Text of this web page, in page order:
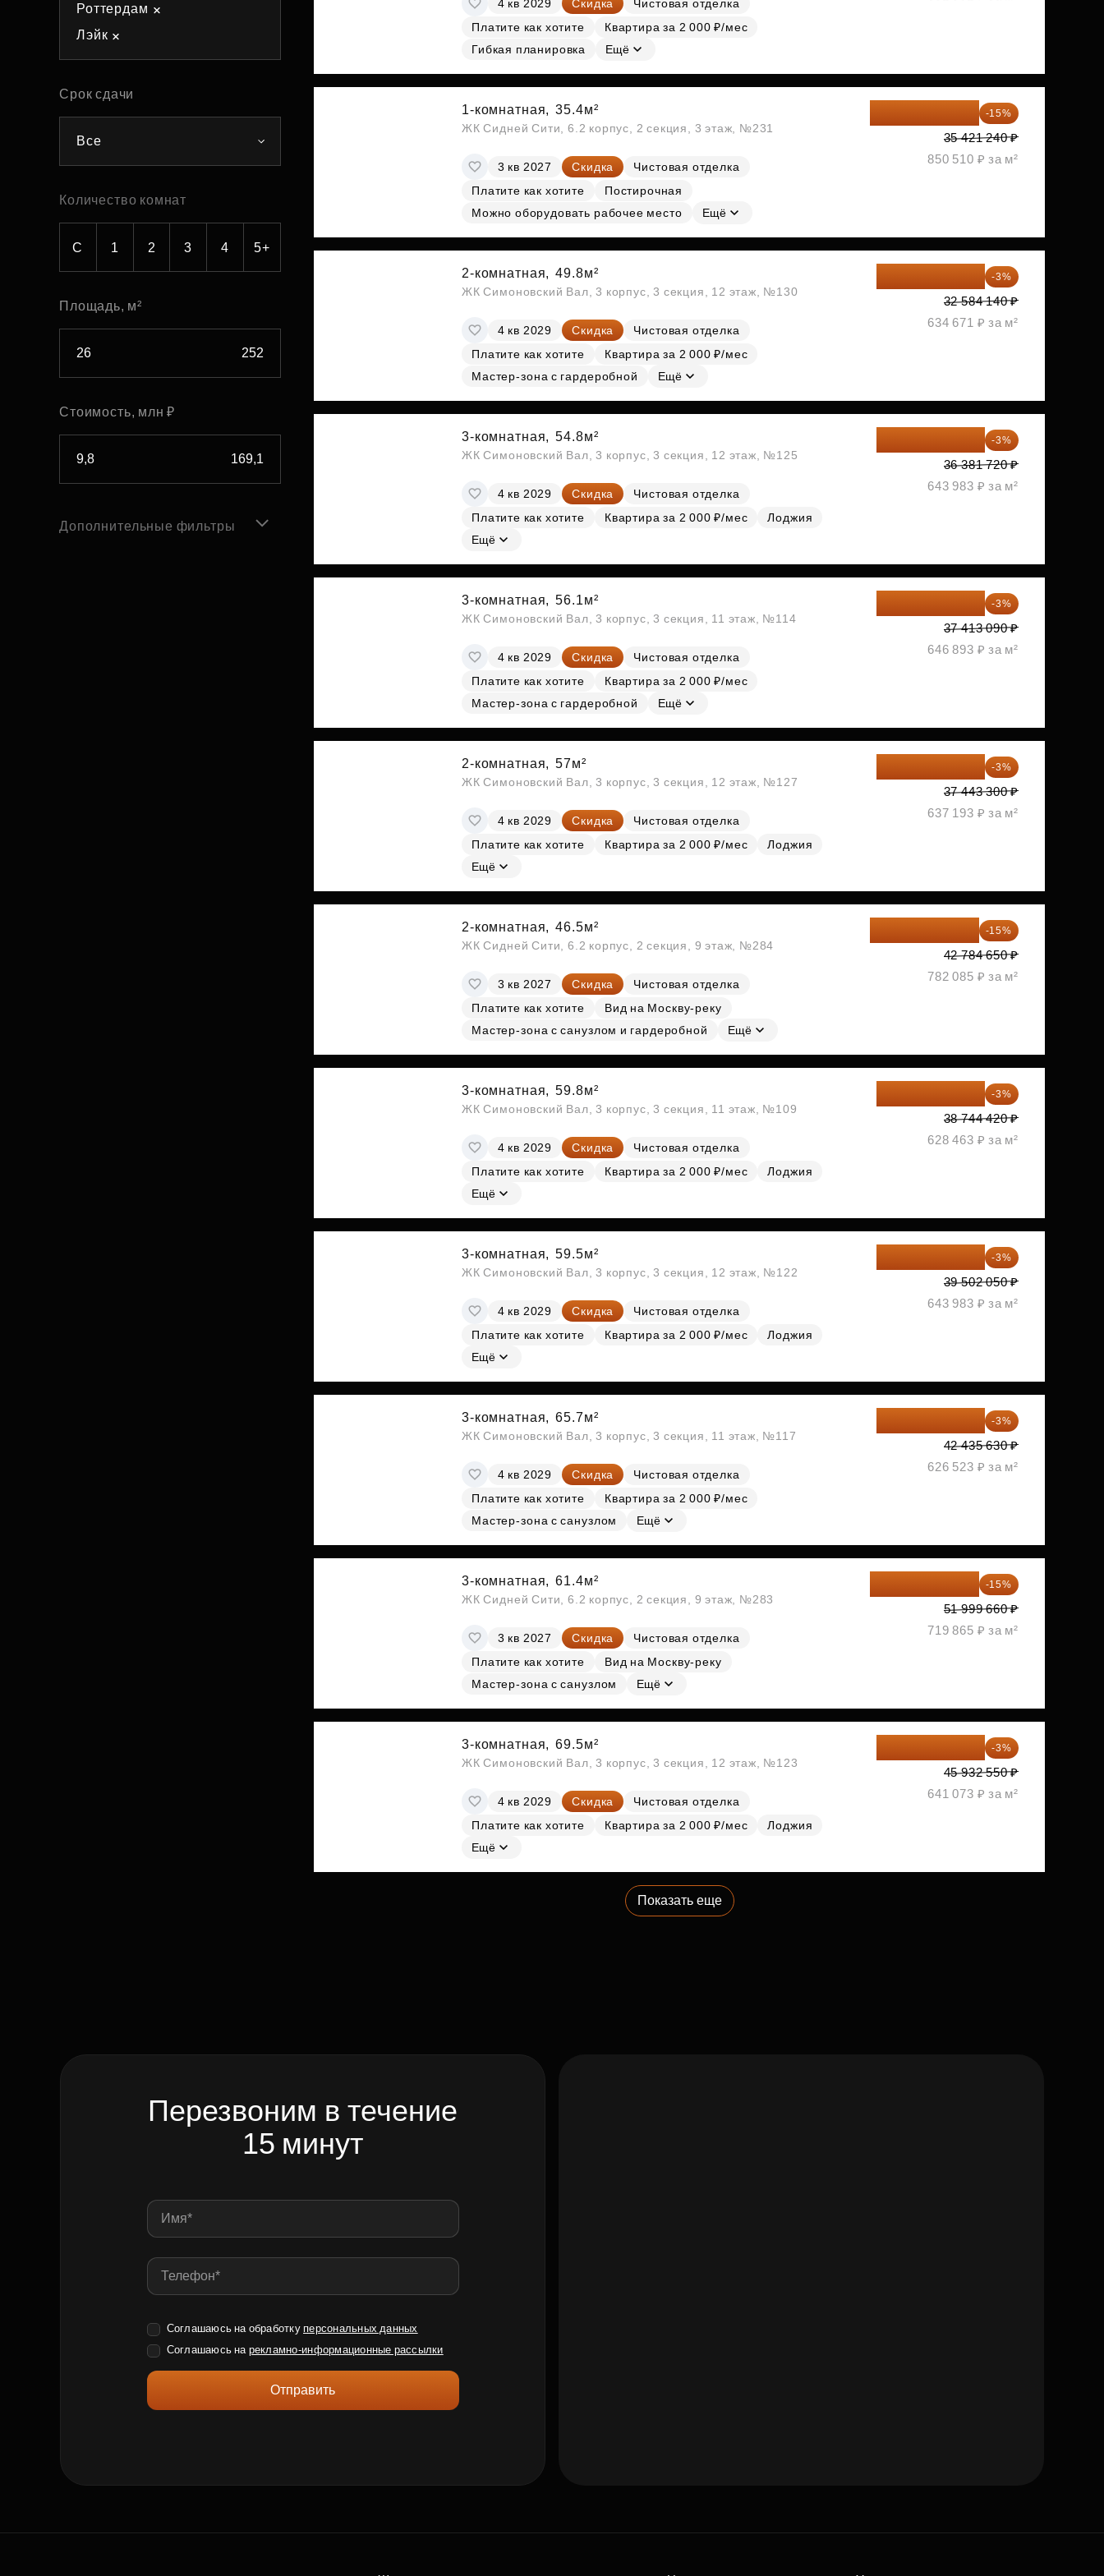
Субсидии
Роттердам
Лэйк
Срок сдачи
Все
Количество комнат
С 1 2 3 4 5+
Площадь, м²
Стоимость, млн ₽
Дополнительные фильтры
4 кв 2029 Скидка
Чистовая отделка
Платите как хотите
Квартира за 2 000 ₽/мес
Гибкая планировка
Ещё
1-комнатная, 35.4м²
ЖК Сидней Сити, 6.2 корпус, 2 секция, 3 этаж, №231
3 кв 2027 Скидка
Чистовая отделка
Платите как хотите
Постирочная
Можно оборудовать рабочее место
Ещё
-15%
35 421 240 ₽
850 510 ₽ за м²
2-комнатная, 49.8м²
ЖК Симоновский Вал, 3 корпус, 3 секция, 12 этаж, №130
4 кв 2029 Скидка
Чистовая отделка
Платите как хотите
Квартира за 2 000 ₽/мес
Мастер-зона с гардеробной
Ещё
31 606 616 ₽ -3%
32 584 140 ₽
634 671 ₽ за м²
3-комнатная, 54.8м²
ЖК Симоновский Вал, 3 корпус, 3 секция, 12 этаж, №125
4 кв 2029 Скидка
Чистовая отделка
Платите как хотите
Квартира за 2 000 ₽/мес
Лоджия
Ещё
35 290 268 ₽ -3%
36 381 720 ₽
643 983 ₽ за м²
3-комнатная, 56.1м²
ЖК Симоновский Вал, 3 корпус, 3 секция, 11 этаж, №114
4 кв 2029 Скидка
Чистовая отделка
Платите как хотите
Квартира за 2 000 ₽/мес
Мастер-зона с гардеробной
Ещё
36 290 697 ₽ -3%
37 413 090 ₽
646 893 ₽ за м²
2-комнатная, 57м²
ЖК Симоновский Вал, 3 корпус, 3 секция, 12 этаж, №127
4 кв 2029 Скидка
Чистовая отделка
Платите как хотите
Квартира за 2 000 ₽/мес
Лоджия
Ещё
36 320 001 ₽ -3%
37 443 300 ₽
637 193 ₽ за м²
2-комнатная, 46.5м²
ЖК Сидней Сити, 6.2 корпус, 2 секция, 9 этаж, №284
3 кв 2027 Скидка
Чистовая отделка
Платите как хотите
Вид на Москву-реку
Мастер-зона с санузлом и гардеробной
Ещё
-15%
42 784 650 ₽
782 085 ₽ за м²
3-комнатная, 59.8м²
ЖК Симоновский Вал, 3 корпус, 3 секция, 11 этаж, №109
4 кв 2029 Скидка
Чистовая отделка
Платите как хотите
Квартира за 2 000 ₽/мес
Лоджия
Ещё
37 582 087 ₽ -3%
38 744 420 ₽
628 463 ₽ за м²
3-комнатная, 59.5м²
ЖК Симоновский Вал, 3 корпус, 3 секция, 12 этаж, №122
4 кв 2029 Скидка
Чистовая отделка
Платите как хотите
Квартира за 2 000 ₽/мес
Лоджия
Ещё
38 316 989 ₽ -3%
39 502 050 ₽
643 983 ₽ за м²
3-комнатная, 65.7м²
ЖК Симоновский Вал, 3 корпус, 3 секция, 11 этаж, №117
4 кв 2029 Скидка
Чистовая отделка
Платите как хотите
Квартира за 2 000 ₽/мес
Мастер-зона с санузлом
Ещё
41 162 561 ₽ -3%
42 435 630 ₽
626 523 ₽ за м²
3-комнатная, 61.4м²
ЖК Сидней Сити, 6.2 корпус, 2 секция, 9 этаж, №283
3 кв 2027 Скидка
Чистовая отделка
Платите как хотите
Вид на Москву-реку
Мастер-зона с санузлом
Ещё
-15%
51 999 660 ₽
719 865 ₽ за м²
3-комнатная, 69.5м²
ЖК Симоновский Вал, 3 корпус, 3 секция, 12 этаж, №123
4 кв 2029 Скидка
Чистовая отделка
Платите как хотите
Квартира за 2 000 ₽/мес
Лоджия
Ещё
44 554 574 ₽ -3%
45 932 550 ₽
641 073 ₽ за м²
Показать еще
Перезвоним в течение
15 минут
Соглашаюсь на обработку персональных данных
Соглашаюсь на рекламно-информационные рассылки
Отправить